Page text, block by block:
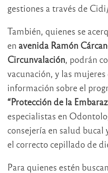
gestiones a través de
También, quienes se
en avenida Ramón
Circunvalación, podrán
vacunación, y las
información sobre el
“Protección de la
especialistas en
consejería en salud bucal
el correcto cepillado de
Para quienes estén